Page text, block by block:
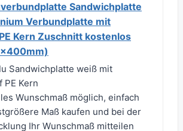
Sandwichplatte
Verbundplatte mit
Kern Zuschnitt kostenlos
Sandwichplatte weiß mit
PE Kern
Wunschmaß möglich, einfach
Maß kaufen und bei der
Ihr Wunschmaß mitteilen